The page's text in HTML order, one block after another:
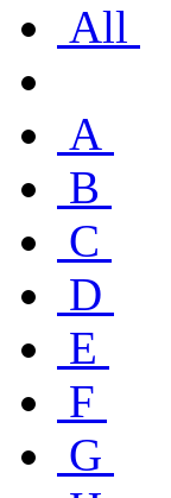
All
A
B
C
D
E
F
G